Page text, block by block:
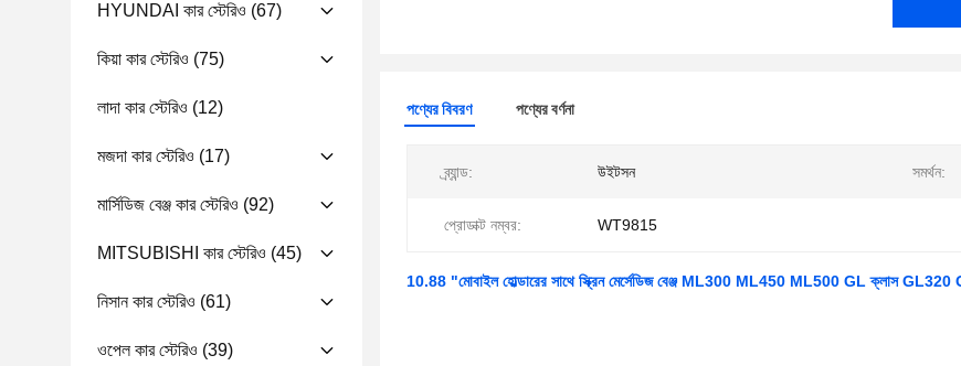
HYUNDAI কার স্টেরিও (67)
কিয়া কার স্টেরিও (75)
লাদা কার স্টেরিও (12)
মজদা কার স্টেরিও (17)
মার্সিডিজ বেঞ্জ কার স্টেরিও (92)
MITSUBISHI কার স্টেরিও (45)
নিসান কার স্টেরিও (61)
ওপেল কার স্টেরিও (39)
পণ্যের বিবরণ পণ্যের বর্ণনা
ব্র্যান্ড: উইটসন সমর্থন:
প্রোডাক্ট নম্বর: WT9815
10.88 "মোবাইল হোল্ডারের সাথে স্ক্রিন মের্সেডিজ বেঞ্জ ML300 ML450 ML500 GL ক্লাস